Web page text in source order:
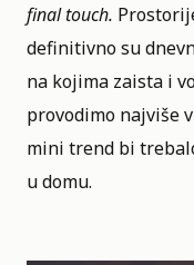
final touch.
definitivno su
na kojima zaista i
provodimo najviše
mini trend bi
u domu.